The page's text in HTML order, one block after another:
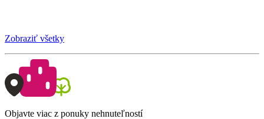
Zobraziť všetky
Objavte viac z ponuky nehnuteľností